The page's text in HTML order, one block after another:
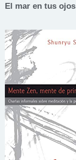
El mar en tus ojos